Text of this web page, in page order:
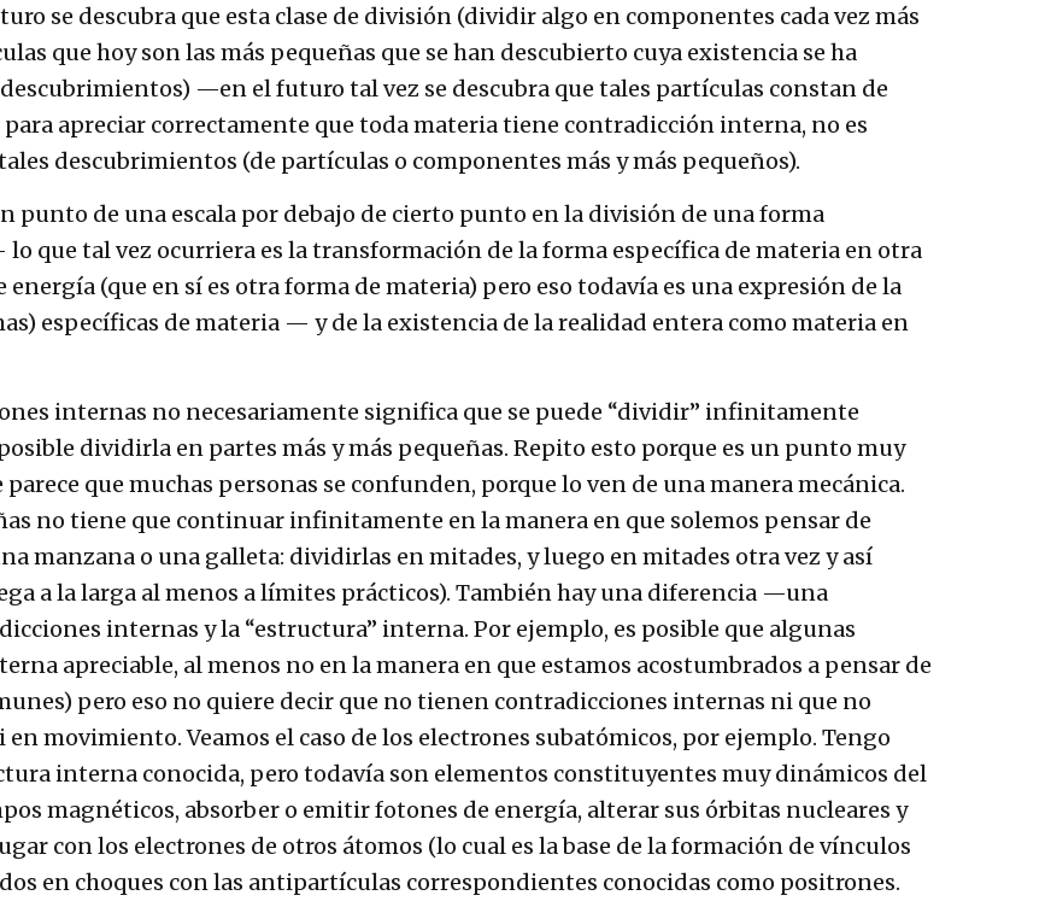
se descubra que esta clase de división (dividir algo en componentes cada vez más
que hoy son las más pequeñas que se han descubierto cuya existencia se ha
—en el futuro tal vez se descubra que tales partículas constan de
apreciar correctamente que toda materia tiene contradicción interna, no es
descubrimientos (de partículas o componentes más y más pequeños).
punto de una escala por debajo de cierto punto en la división de una forma
que tal vez ocurriera es la transformación de la forma específica de materia en otra
(que en sí es otra forma de materia) pero eso todavía es una expresión de la
específicas de materia — y de la existencia de la realidad entera como materia en
internas no necesariamente significa que se puede “dividir” infinitamente
dividirla en partes más y más pequeñas. Repito esto porque es un punto muy
que muchas personas se confunden, porque lo ven de una manera mecánica.
no tiene que continuar infinitamente en la manera en que solemos pensar de
manzana o una galleta: dividirlas en mitades, y luego en mitades otra vez y así
a la larga al menos a límites prácticos). También hay una diferencia —una
internas y la “estructura” interna. Por ejemplo, es posible que algunas
apreciable, al menos no en la manera en que estamos acostumbrados a pensar de
pero eso no quiere decir que no tienen contradicciones internas ni que no
movimiento. Veamos el caso de los electrones subatómicos, por ejemplo. Tengo
interna conocida, pero todavía son elementos constituyentes muy dinámicos del
magnéticos, absorber o emitir fotones de energía, alterar sus órbitas nucleares y
con los electrones de otros átomos (lo cual es la base de la formación de vínculos
en choques con las antipartículas correspondientes conocidas como positrones.